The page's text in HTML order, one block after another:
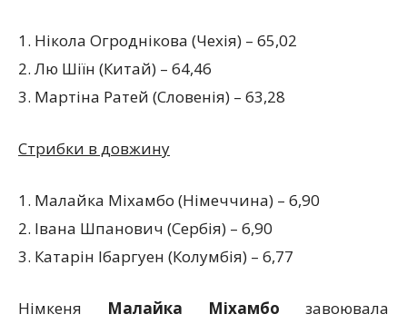
1. Нікола Огроднікова (Чехія) – 65,02
2. Лю Шіїн (Китай) – 64,46
3. Мартіна Ратей (Словенія) – 63,28
Стрибки в довжину
1. Малайка Міхамбо (Німеччина) – 6,90
2. Івана Шпанович (Сербія) – 6,90
3. Катарін Ібаргуен (Колумбія) – 6,77
Німкеня Малайка Міхамбо завоювала